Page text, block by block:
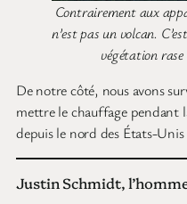
Contrairement aux
n’est pas un volcan.
végétation
De notre côté, nous avons
mettre le chauffage pendant
depuis le nord des États-Unis
Justin Schmidt,